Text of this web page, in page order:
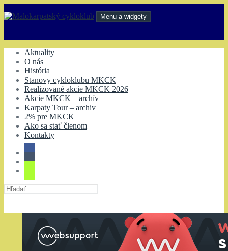
na
Menu a widgety
Aktuality
O nás
História
Stanovy cykloklubu MKCK
Realizované akcie MKCK 2026
Akcie MKCK – archív
Karpaty Tour – archiv
2% pre MKCK
Ako sa stať členom
Kontakty
Hľadať: